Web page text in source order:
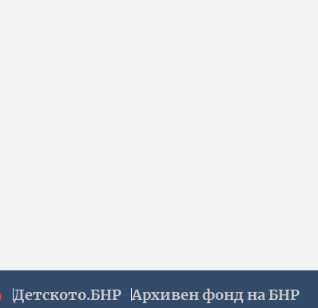
Детското.БНР Архивен фонд на БНР